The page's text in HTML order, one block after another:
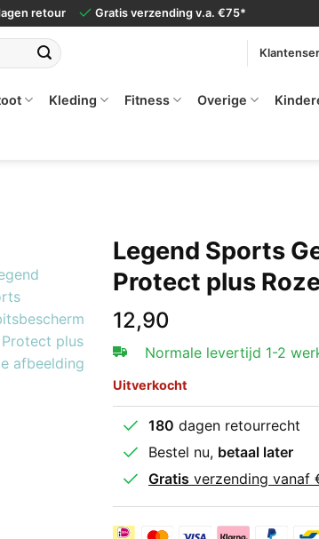
retour Gratis verzending v.a. €75*
Kleding Fitness Overige
Legend Sports
Protect plus
12,90
Normale levertijd 1-2
Uitverkocht
180 dagen retourrecht
Bestel nu, betaal later
Gratis verzending vanaf